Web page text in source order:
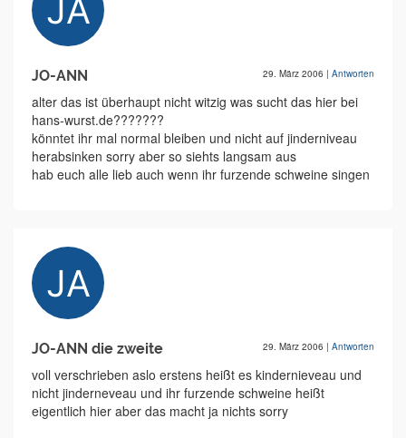
JO-ANN 29. März 2006 | Antworten
alter das ist überhaupt nicht witzig was sucht das hier bei
hans-wurst.de???????
könntet ihr mal normal bleiben und nicht auf jinderniveau
herabsinken sorry aber so siehts langsam aus
hab euch alle lieb auch wenn ihr furzende schweine singen
JO-ANN die zweite 29. März 2006 | Antworten
voll verschrieben aslo erstens heißt es kindernieveau und
nicht jinderneveau und ihr furzende schweine heißt
eigentlich hier aber das macht ja nichts sorry